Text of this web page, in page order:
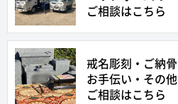
ご相談はこちら
戒名彫刻・ご納
お手伝い・その
ご相談はこちら